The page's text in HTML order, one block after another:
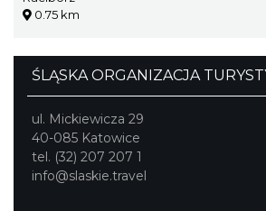
0.75 km
ŚLĄSKA ORGANIZACJA
ul. Mickiewicza 29
40-085 Katowice
tel. (32) 207 207 1
info@slaskie.travel